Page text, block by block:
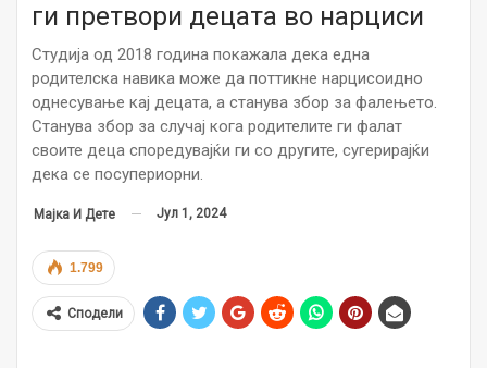
ги претвори децата во нарциси
Студија од 2018 година покажала дека една
родителска навика може да поттикне нарцисоидно
однесување кај децата, а станува збор за фалењето.
Станува збор за случај кога родителите ги фалат
своите деца споредувајќи ги со другите, сугерирајќи
дека се посупериорни.
Мајка И Дете Јул 1, 2024
1.799
Сподели